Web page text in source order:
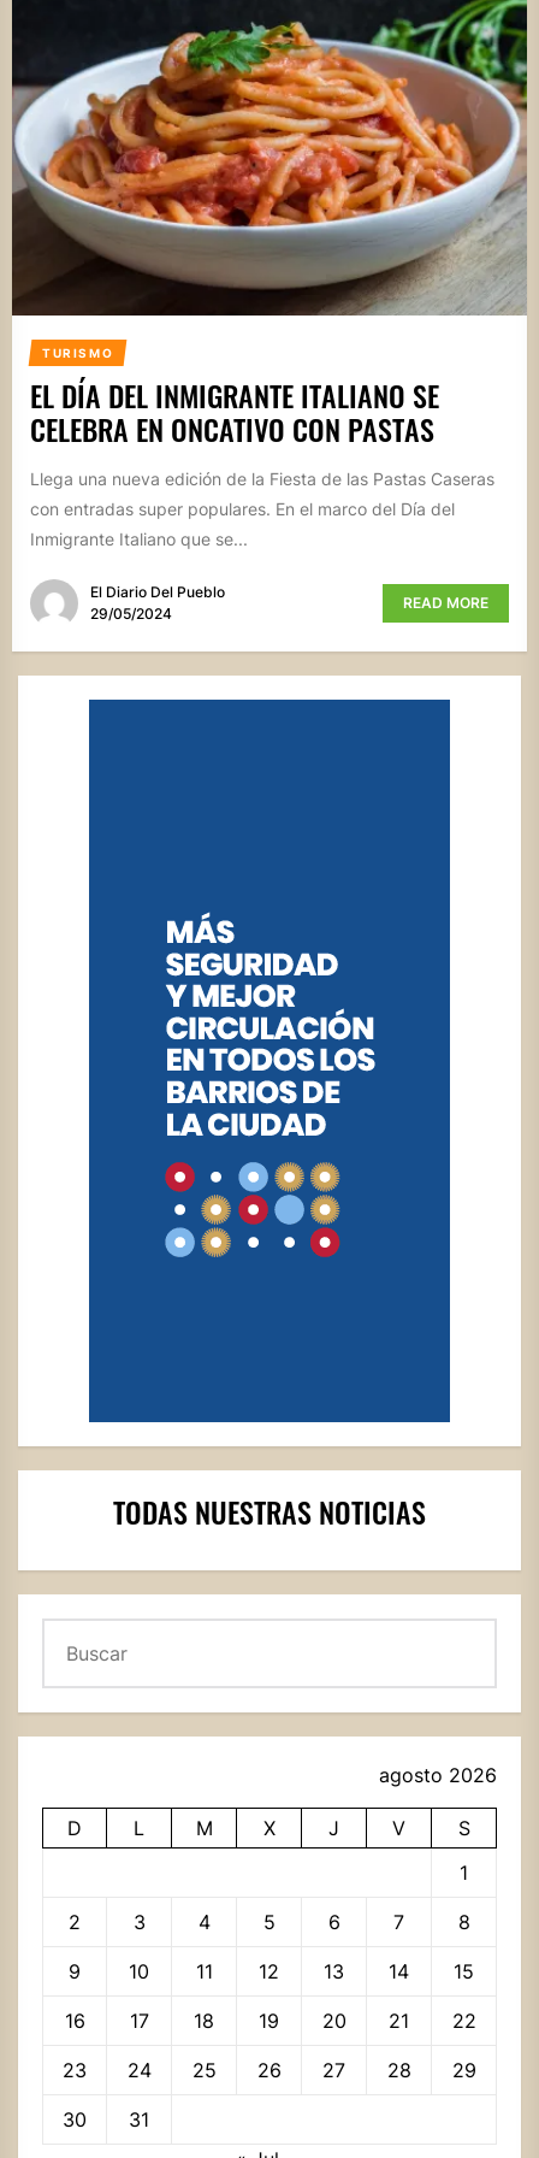
TURISMO
EL DÍA DEL INMIGRANTE ITALIANO SE
CELEBRA EN ONCATIVO CON PASTAS
Llega una nueva edición de la Fiesta de las Pastas Caseras
con entradas super populares. En el marco del Día del
Inmigrante Italiano que se...
El Diario Del Pueblo
29/05/2024
READ MORE
TODAS NUESTRAS NOTICIAS
agosto 2026
D L M X J V
S
1
2 3 4 5 6 7 8
9 10 11 12 13 14 15
16 17 18 19 20 21 22
23 24 25 26 27 28 29
30
31